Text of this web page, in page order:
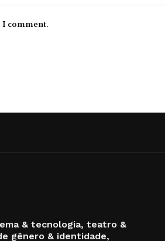
I comment.
& tecnologia, teatro &
gênero & identidade,